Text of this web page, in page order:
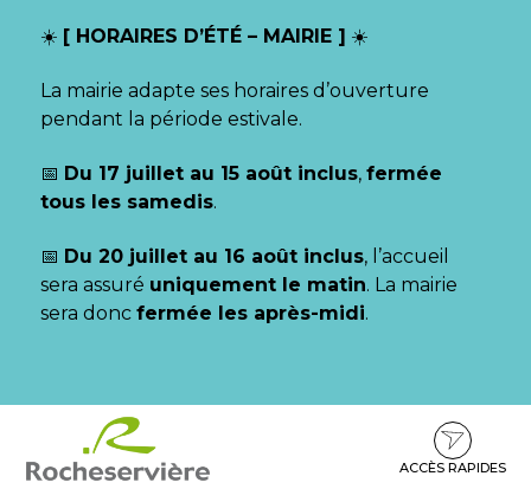
☀️ [ HORAIRES D’ÉTÉ – MAIRIE ] ☀️
La mairie adapte ses horaires d’ouverture
pendant la période estivale.
📅 Du 17 juillet au 15 août inclus, fermée
tous les samedis.
📅 Du 20 juillet au 16 août inclus, l’accueil
sera assuré uniquement le matin. La mairie
sera donc fermée les après-midi.
contenu
pied
ACCÈS RAPIDES